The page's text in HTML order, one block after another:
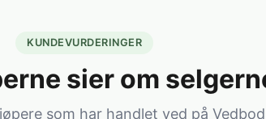
KUNDEVURDERINGER
sier om
som har handlet ved på